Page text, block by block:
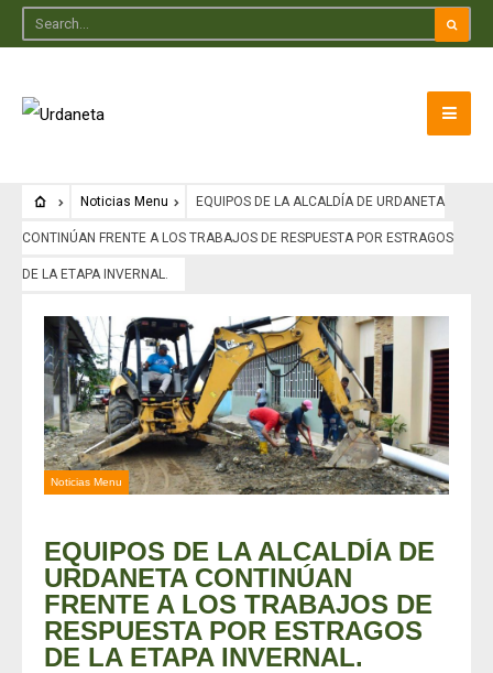
Noticias Menu EQUIPOS DE LA ALCALDÍA DE URDANETA
CONTINÚAN FRENTE A LOS TRABAJOS DE RESPUESTA POR ESTRAGOS
DE LA ETAPA INVERNAL.
Noticias Menu
EQUIPOS DE LA ALCALDÍA DE
URDANETA CONTINÚAN
FRENTE A LOS TRABAJOS DE
RESPUESTA POR ESTRAGOS
DE LA ETAPA INVERNAL.